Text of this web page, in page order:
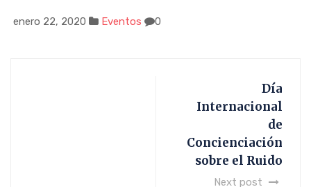
enero 22, 2020 Eventos 0
Día
Internacional
de
Concienciación
sobre el Ruido
Next post